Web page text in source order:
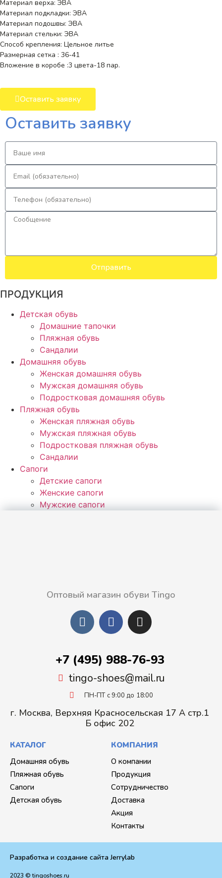
Материал верха: ЭВА
Материал подкладки: ЭВА
Материал подошвы: ЭВА
Материал стельки: ЭВА
Способ крепления: Цельное литье
Размерная сетка : 36-41
Вложение в коробе :3 цвета-18 пар.
Оставить заявку
Оставить заявку
Отправить
ПРОДУКЦИЯ
Детская обувь
Домашние тапочки
Пляжная обувь
Сандалии
Домашняя обувь
Женская домашняя обувь
Мужская домашняя обувь
Подростковая домашняя обувь
Пляжная обувь
Женская пляжная обувь
Мужская пляжная обувь
Подростковая пляжная обувь
Сандалии
Сапоги
Детские сапоги
Женские сапоги
Мужские сапоги
Оптовый магазин обуви Tingo
КОМПАНИЯ
О компании
Продукция
Сотрудничество
Доставка
Акция
Контакты
КАТАЛОГ
Домашняя обувь
Пляжная обувь
Сапоги
Детская обувь
+7 (495) 988-76-93
tingo-shoes@mail.ru
ПН-ПТ с 9:00 до 18:00
г. Москва, Верхняя Красносельская 17 А стр.1
Б офис 202
Разработка и создание сайта Jerrylab
2023 © tingoshoes.ru